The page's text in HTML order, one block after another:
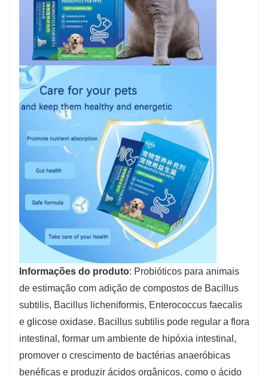
Informações do produto: Probióticos para animais
de estimação com adição de compostos de Bacillus
subtilis, Bacillus licheniformis, Enterococcus faecalis
e glicose oxidase. Bacillus subtilis pode regular a flora
intestinal, formar um ambiente de hipóxia intestinal,
promover o crescimento de bactérias anaeróbicas
benéficas e produzir ácidos orgânicos, como o ácido